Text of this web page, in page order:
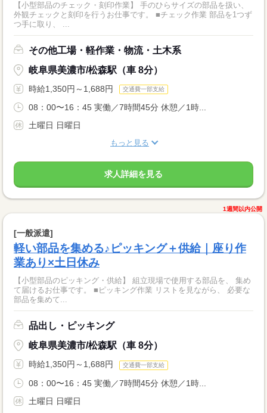
【小型部品のチェック・刻印作業】 手のひらサイズの部品を扱い、
外観チェックと刻印を行うお仕事です。 ■チェック作業 部品を1つず
つ手に取り、 ...
その他工場・軽作業・物流・土木系
岐阜県美濃市/松森駅（車 8分）
時給1,350円～1,688円 交通費一部支給
08：00〜16：45 実働／7時間45分 休憩／1時...
土曜日 日曜日
もっと見る
求人詳細を見る
1週間以内公開
[一般派遣]
軽い部品を集める♪ピッキング＋供給｜座り作
業あり×土日休み
【小型部品のピッキング・供給】 組立現場で使用する部品を、 集め
て届けるお仕事です。 ■ピッキング作業 リストを見ながら、 必要な
部品を集めて...
品出し・ピッキング
岐阜県美濃市/松森駅（車 8分）
時給1,350円～1,688円 交通費一部支給
08：00〜16：45 実働／7時間45分 休憩／1時...
土曜日 日曜日